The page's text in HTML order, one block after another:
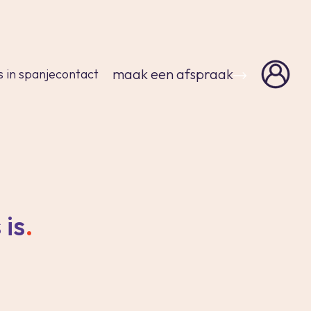
in spanjecontact maak een afspraak
.